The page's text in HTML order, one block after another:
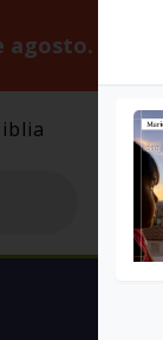
agosto.